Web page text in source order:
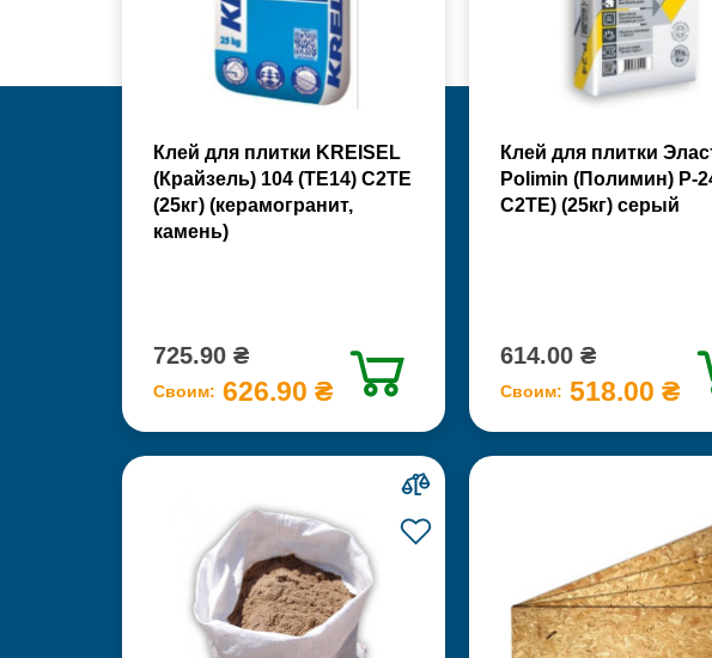
Клей для плитки KREISEL
(Крайзель) 104 (ТЕ14) С2TE
(25кг) (керамогранит,
камень)
725.90 ₴
Своим: 626.90 ₴
Клей для плитки
Polimin (Полимин) Р-
С2ТЕ) (25кг) серый
614.00 ₴
Своим: 518.00 ₴